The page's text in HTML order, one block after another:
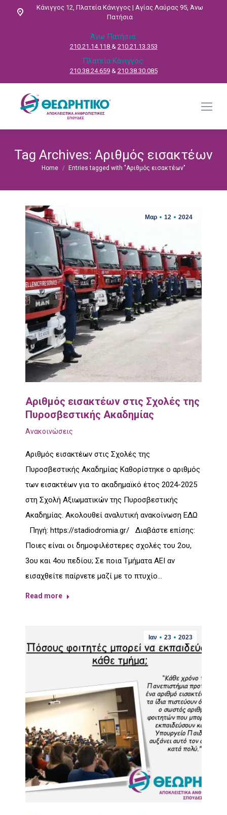
Κάνιγγος 12, Πλατεία Κάνιγγος | Αγίας Λαύρας 95, Άνω
Πατήσια
Άνω Πατήσια:
210.21.14.118 & 210.21.13.353
Πλατεία Κάνιγγος:
210.38.24.659& 210.38.30.085
Tag Archives: Αριθμός εισακτέων
You are here:
Home Entries tagged with "Αριθμός εισακτέων"
Μαρ 12 2024
Αριθμός εισακτέων στις Σχολές της
Πυροσβεστικής Ακαδημίας
Ανακοινώσεις
Αριθμός εισακτέων στις Σχολές της
Πυροσβεστικής Ακαδημίας Καθορίστηκε ο αριθμός
των εισακτέων για το ακαδημαϊκό έτος 2024-2025
στη Σχολή Αξιωματικών της Πυροσβεστικής
Ακαδημίας. Ακολουθεί αναλυτική ανακοίνωση ΕΔΩ
Πηγή: https://stadiodromia.gr/ Διαβάστε επίσης:
Ποιες είναι οι δημοφιλέστερες σχολές του 2ου,
3ου και 4ου πεδίου; Σε ποια Τμήματα ΑΕΙ αν
εισαχθείτε παίρνετε μαζί με το πτυχίο…
Read more
Ιαν 23 2023